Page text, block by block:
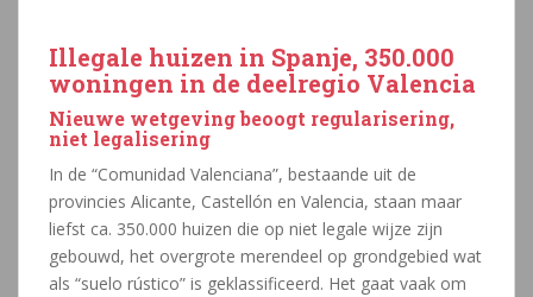
Illegale huizen in Spanje, 350.000
woningen in de deelregio Valencia
Nieuwe wetgeving beoogt regularisering,
niet legalisering
In de “Comunidad Valenciana”, bestaande uit de
provincies Alicante, Castellón en Valencia, staan maar
liefst ca. 350.000 huizen die op niet legale wijze zijn
gebouwd, het overgrote merendeel op grondgebied wat
als “suelo rústico” is geklassificeerd. Het gaat vaak om